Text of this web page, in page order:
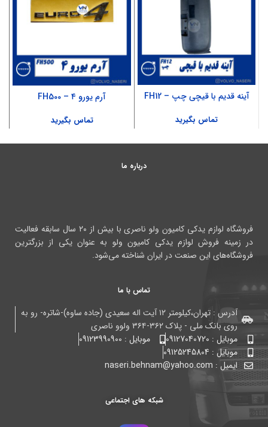
آینه قدیم با قیچی چپ – FH12
تماس بگیرید
آرم یورو ۴ – FH500
تماس بگیرید
درباره ما
فروشگاه لوازم یدکی کامیون ولو ناصری با بیش از ۲۰ سال سابقه فعالیت
در زمینه فروش لوازم یدکی کامیون ولو به عنوان یکی از بزرگترین
فروشگاه‌های این صنعت در ایران شناخته می‌شود.
تماس با ما
آدرس : تهران،کیلومتر ۱۲ آیت اله سعیدی (جاده ساوه)-شاتره- رو به
روی بانک ملی - پلاک ۳۶۲-۳۶۴ ولوو ناصری
موبایل : 09127040720
موبایل : 09123990900
موبایل : 09125245804
ایمیل : naseri.behnam@yahoo.com
شبکه های اجتماعی